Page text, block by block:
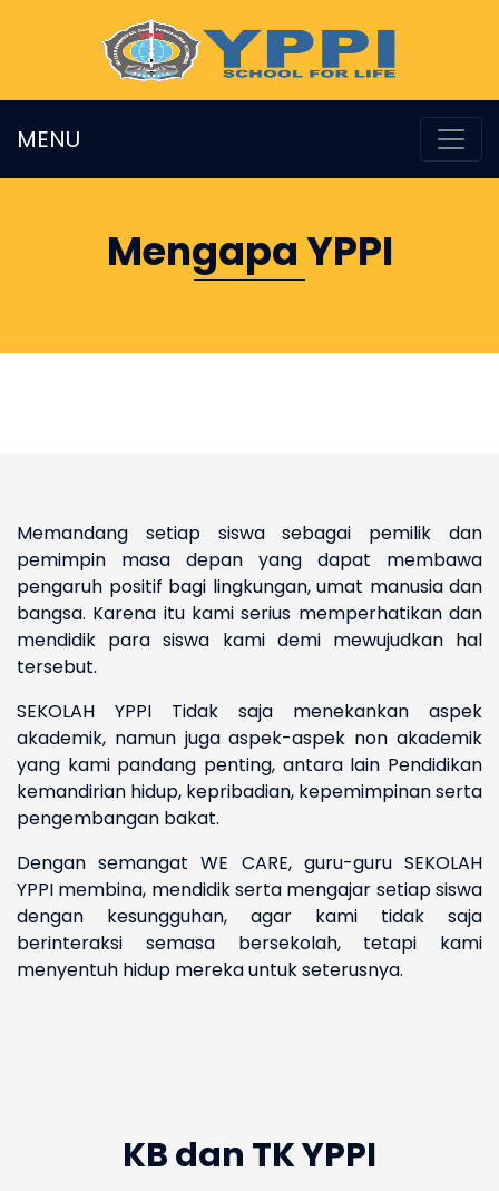
MENU
Mengapa YPPI
Memandang setiap siswa sebagai pemilik dan
pemimpin masa depan yang dapat membawa
pengaruh positif bagi lingkungan, umat manusia dan
bangsa. Karena itu kami serius memperhatikan dan
mendidik para siswa kami demi mewujudkan hal
tersebut.
SEKOLAH YPPI Tidak saja menekankan aspek
akademik, namun juga aspek-aspek non akademik
yang kami pandang penting, antara lain Pendidikan
kemandirian hidup, kepribadian, kepemimpinan serta
pengembangan bakat.
Dengan semangat WE CARE, guru-guru SEKOLAH
YPPI membina, mendidik serta mengajar setiap siswa
dengan kesungguhan, agar kami tidak saja
berinteraksi semasa bersekolah, tetapi kami
menyentuh hidup mereka untuk seterusnya.
KB dan TK YPPI